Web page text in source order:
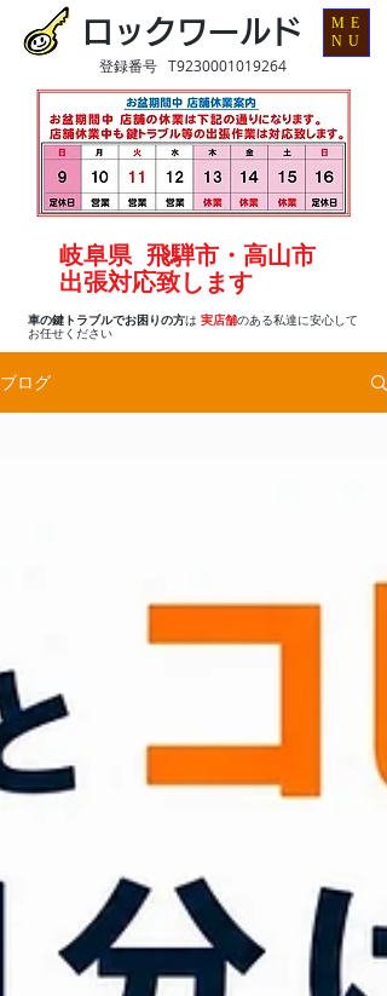
ロックワールド
車の鍵トラブルでお困りの方は 実店舗のある私達に安心して
お任せください
岐阜県 飛騨市・高山市
出張対応致します
登録番号 T9230001019264
ME
NU
ブログ